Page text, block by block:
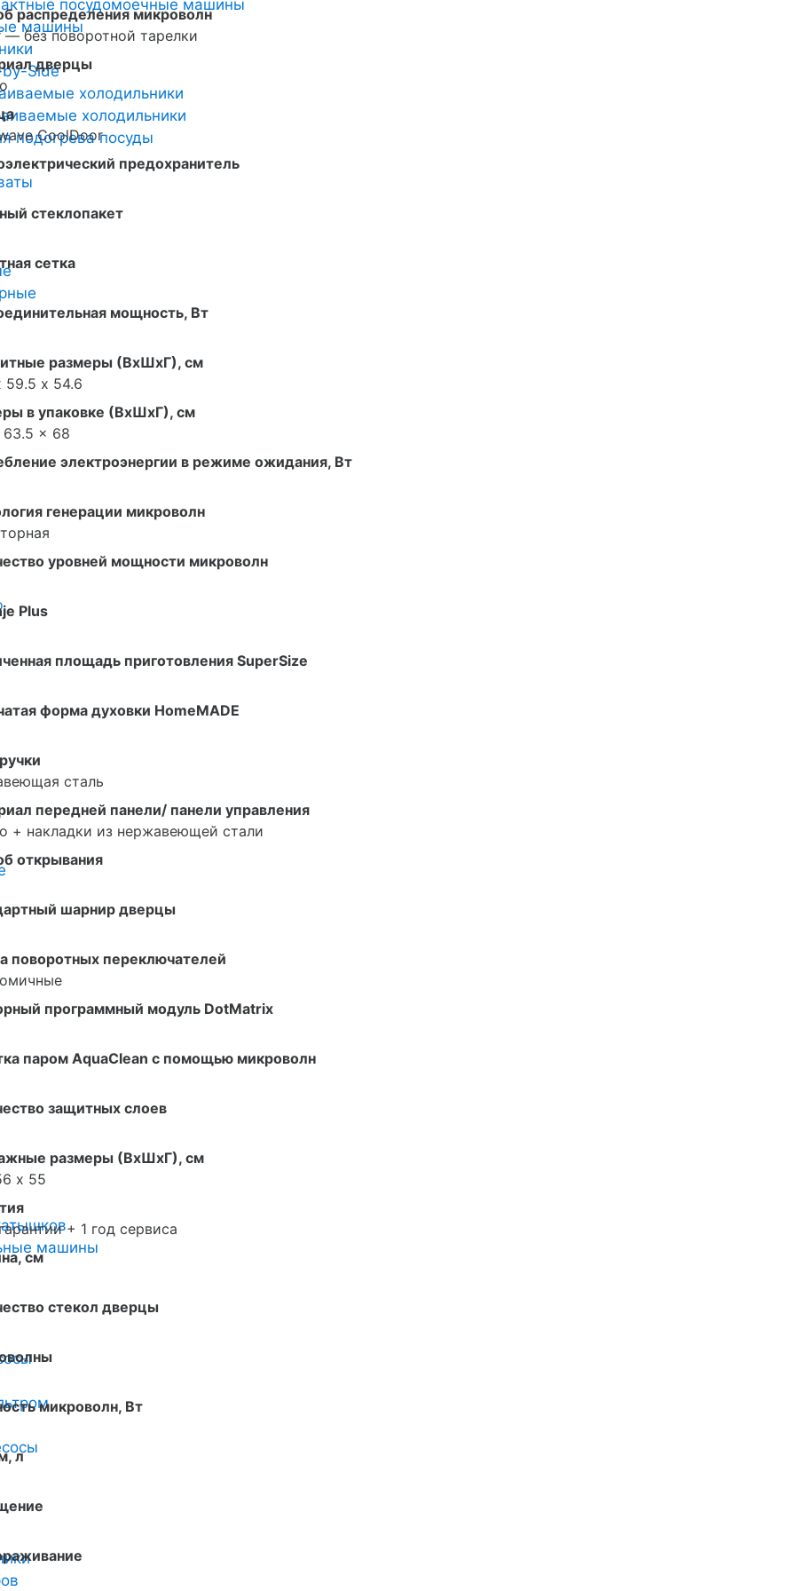
посудомоечные машины
машины
Side
холодильники
холодильники
подогрева посуды
машины
распределения микроволн
— без поворотной тарелки
дверцы
CoolDoor
предохранитель
стеклопакет
сетка
мощность, Вт
размеры (ВxШxГ), см
59.5 х 54.6
в упаковке (ВxШxГ), см
63.5 x 68
электроэнергии в режиме ожидания, Вт
генерации микроволн
уровней мощности микроволн
Plus
площадь приготовления SuperSize
форма духовки HomeMADE
сталь
передней панели/ панели управления
+ накладки из нержавеющей стали
открывания
шарнир дверцы
поворотных переключателей
программный модуль DotMatrix
паром AquaClean с помощью микроволн
защитных слоев
размеры (ВxШxГ), см
х 55
+ 1 год сервиса
см
стекол дверцы
микроволн, Вт
л